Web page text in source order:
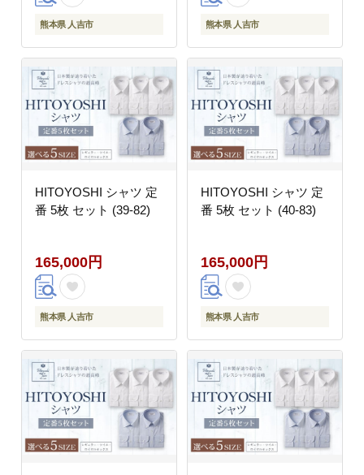
熊本県 人吉市 熊本県 人吉市
HITOYOSHI シャツ 定
番 5枚 セット (39-82)
165,000円
熊本県 人吉市
HITOYOSHI シャツ 定
番 5枚 セット (40-83)
165,000円
熊本県 人吉市